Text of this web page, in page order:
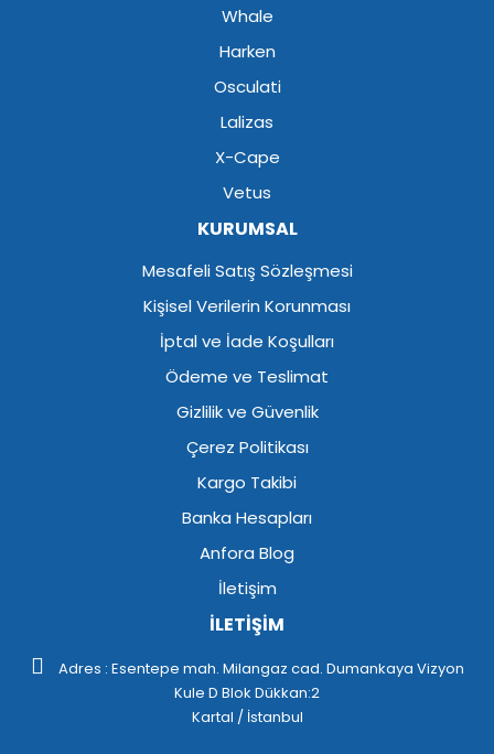
Whale
Harken
Osculati
Lalizas
X-Cape
Vetus
KURUMSAL
Mesafeli Satış Sözleşmesi
Kişisel Verilerin Korunması
İptal ve İade Koşulları
Ödeme ve Teslimat
Gizlilik ve Güvenlik
Çerez Politikası
Kargo Takibi
Banka Hesapları
Anfora Blog
İletişim
İLETİŞİM
Adres : Esentepe mah. Milangaz cad. Dumankaya Vizyon
Kule D Blok Dükkan:2
Kartal / İstanbul